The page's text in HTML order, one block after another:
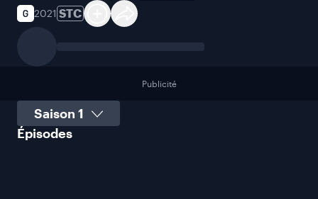
2021 STC
Publicité
Sélectionner une saison
Épisodes